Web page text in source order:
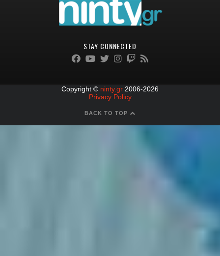
STAY CONNECTED
Copyright © ninty.gr 2006-2026
Privacy Policy
BACK TO TOP